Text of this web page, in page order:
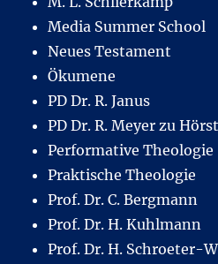
Media Summer School
Neues Testament
Ökumene
PD Dr. R. Janus
PD Dr. R. Meyer zu
Performative Theologie
Praktische Theologie
Prof. Dr. C. Bergmann
Prof. Dr. H. Kuhlmann
Prof. Dr. H. Schroeter-